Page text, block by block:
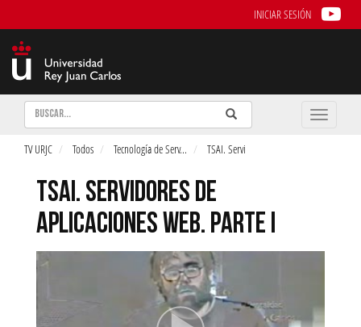
INICIAR SESIÓN
Buscar Enviar
Buscar
Toggle
TV URJC Todos Tecnología de Serv... TSAI. Servi
TSAI. SERVIDORES DE
APLICACIONES WEB. PARTE I